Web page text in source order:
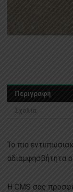
Περιγραφή
Σχόλια
Το πιο
αδιαμφησβήτητα
H CMS σας